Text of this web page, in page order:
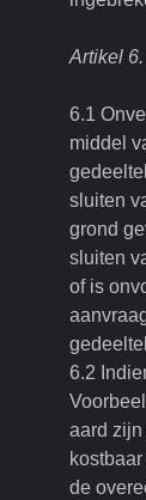
Artikel
6.1
middel
sluiten
grond
sluiten
of is
6.2
aard
de